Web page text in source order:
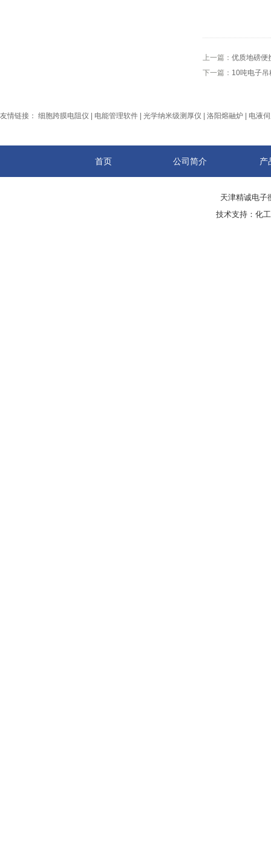
上一篇： 优质地磅便
下一篇： 10吨电子
友情链接： 细胞跨膜电阻仪 电能管理软件 光学纳米级测厚仪 洛阳熔融炉 电液
首页 公司简介 产
天津精诚电
技术支持： 化